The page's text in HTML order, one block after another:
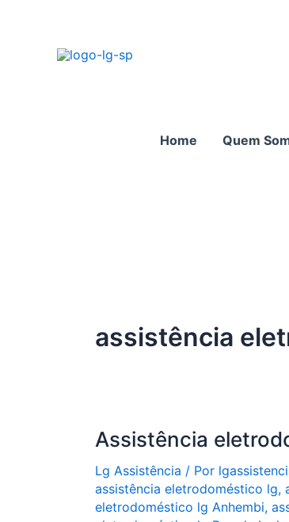
Home Quem
assistência
Assistência
Lg Assistência / Por
assistência eletrodoméstico lg,
eletrodoméstico lg Anhembi,